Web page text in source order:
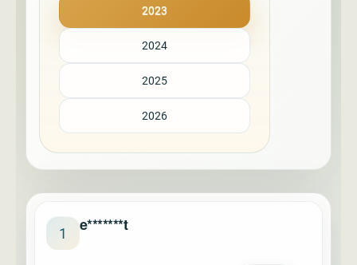
2023
2024
2025
2026
1 e*******t